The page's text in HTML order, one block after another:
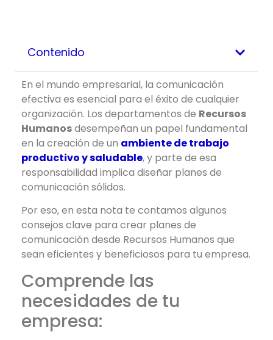
Contenido
En el mundo empresarial, la comunicación
efectiva es esencial para el éxito de cualquier
organización. Los departamentos de Recursos
Humanosdesempeñan un papel fundamental
en la creación de un ambiente de trabajo
productivo y saludable, y parte de esa
responsabilidad implica diseñar planes de
comunicación sólidos.
Por eso, en esta nota te contamos algunos
consejos clave para crear planes de
comunicación desde Recursos Humanos que
sean eficientes y beneficiosos para tu empresa.
Comprende las
necesidades de tu
empresa: